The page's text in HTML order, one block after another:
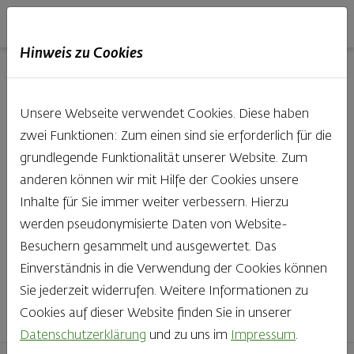
Backstube entdecken
Was gibt es Schöneres, als bei Brot & Gebäck die Qual
der Wahl zu haben? Noch dazu, wenn so großer Wert
auf den kleinen, feinen Unterschied gelegt wird, wie bei
Haubis. Beste Zutaten und Handwerk, das seinen
Namen auch verdient – das schmeckt man einfach!
Finden Sie Ihr Lieblingsprodukt
Hinweis zu Cookies
Unsere Webseite verwendet Cookies. Diese haben
zwei Funktionen: Zum einen sind sie erforderlich für die
grundlegende Funktionalität unserer Website. Zum
anderen können wir mit Hilfe der Cookies unsere
Inhalte für Sie immer weiter verbessern. Hierzu
werden pseudonymisierte Daten von Website-
Besuchern gesammelt und ausgewertet. Das
Einverständnis in die Verwendung der Cookies können
Sie jederzeit widerrufen. Weitere Informationen zu
Cookies auf dieser Website finden Sie in unserer
Datenschutzerklärung und zu uns im Impressum.